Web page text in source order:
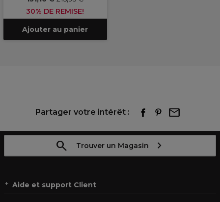
30% DE REMISE!
Ajouter au panier
Partager votre intérêt :
Trouver un Magasin
Aide et support Client